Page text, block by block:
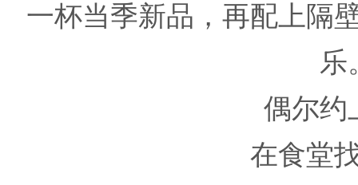
一杯当季新品，再配上隔
乐
偶尔约
在食堂